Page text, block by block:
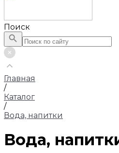
Поиск
Главная
/
Каталог
/
Вода, напитки
Вода,